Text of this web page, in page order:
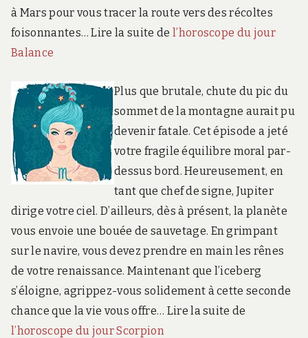
à Mars pour vous tracer la route vers des récoltes
foisonnantes… Lire la suite de l’horoscope du jour
Balance
Plus que brutale, chute du pic du
sommet de la montagne aurait pu
devenir fatale. Cet épisode a jeté
votre fragile équilibre moral par-
dessus bord. Heureusement, en
tant que chef de signe, Jupiter
dirige votre ciel. D’ailleurs, dès à présent, la planète
vous envoie une bouée de sauvetage. En grimpant
sur le navire, vous devez prendre en main les rênes
de votre renaissance. Maintenant que l’iceberg
s’éloigne, agrippez-vous solidement à cette seconde
chance que la vie vous offre… Lire la suite de
l’horoscope du jour Scorpion